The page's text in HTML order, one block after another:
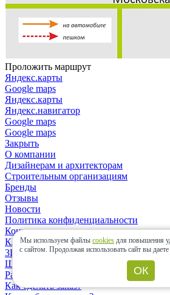
Проложить маршрут
Яндекс.карты
Google maps
Яндекс.карты
Яндекс.навигатор
Google maps
Google maps
Закрыть
О компании
Дизайнерам и архитекторам
Строительным организациям
Бренды
Отзывы
Новости
Политика конфиденциальности
Контакты
Клиентам
3D-дизайн
Шоу-рум
Расчет материалов
Как сделать заказ?
Мы используем файлы cookies для повышения
с сайтом. Продолжая использовать сайт вы даете
ОК